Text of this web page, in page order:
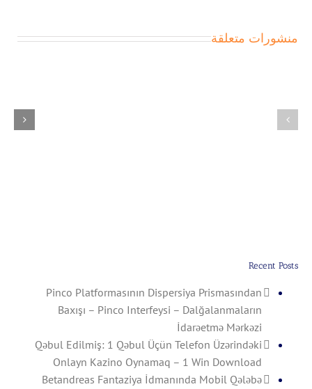
منشورات متعلقة
Üzərindəki
Recent Posts
Pinco Platformasının Dispersiya Prismasından
Baxışı – Pinco Interfeysi – Dalğalanmaların
İdarəetmə Mərkəzi
Qəbul Edilmiş: 1 Qəbul Üçün Telefon Üzərindəki
Onlayn Kazino Oynamaq – 1 Win Download
Betandreas Fantaziya İdmanında Mobil Qələbə